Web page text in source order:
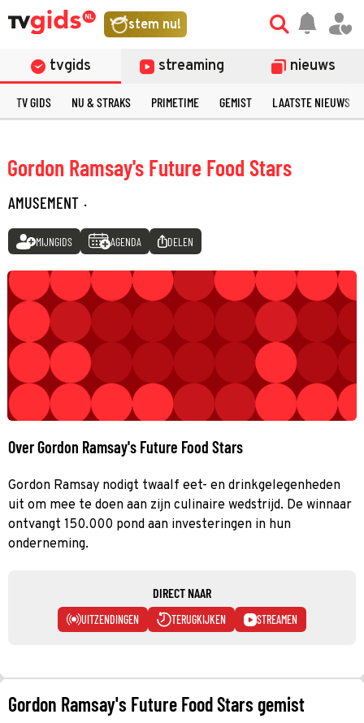
stem nu!
tvgids streaming nieuws
TV GIDS NU & STRAKS PRIMETIME GEMIST LAATSTE NIEUWS
Gordon Ramsay's Future Food Stars
AMUSEMENT ·
MIJNGIDS AGENDA DELEN
Over Gordon Ramsay's Future Food Stars
Gordon Ramsay nodigt twaalf eet- en drinkgelegenheden
uit om mee te doen aan zijn culinaire wedstrijd. De winnaar
ontvangt 150.000 pond aan investeringen in hun
onderneming.
DIRECT NAAR
UITZENDINGEN TERUGKIJKEN STREAMEN
Gordon Ramsay's Future Food Stars gemist